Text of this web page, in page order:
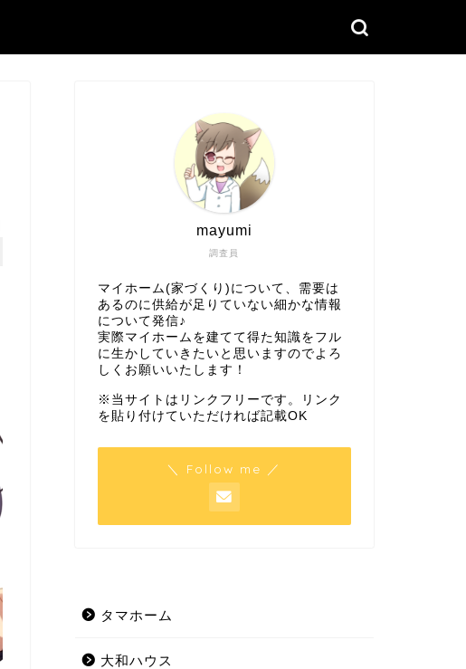
調査員
mayumi
マイホーム(家づくり)について、需要は
あるのに供給が足りていない細かな情報
について発信♪
実際マイホームを建てて得た知識をフル
に生かしていきたいと思いますのでよろ
しくお願いいたします！
※当サイトはリンクフリーです。リンク
を貼り付けていただければ記載OK
＼ Follow me ／
タマホーム
大和ハウス